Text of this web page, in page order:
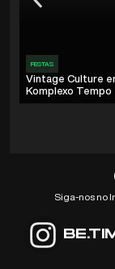
FESTAS
Vintage Culture
Komplexo Tempo
Siga-nos no